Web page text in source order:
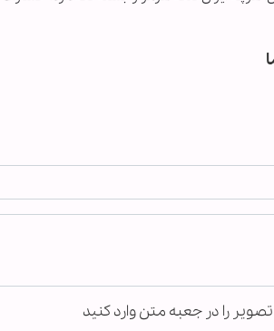
را در جعبه متن وارد کنید